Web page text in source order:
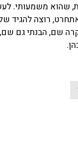
שילך לדורות, שהוא
רוצה להגיד
שם, הבנתי גם